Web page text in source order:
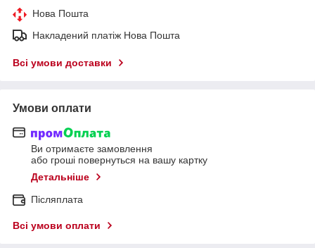
Нова Пошта
Накладений платіж Нова Пошта
Всі умови доставки
Умови оплати
Ви отримаєте замовлення
або гроші повернуться на вашу картку
Детальніше
Післяплата
Всі умови оплати